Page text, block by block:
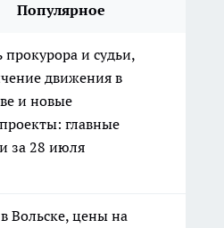
Популярное
прокурора и судьи,
движения в
и новые
главные
за 28 июля
Вольске, цены на